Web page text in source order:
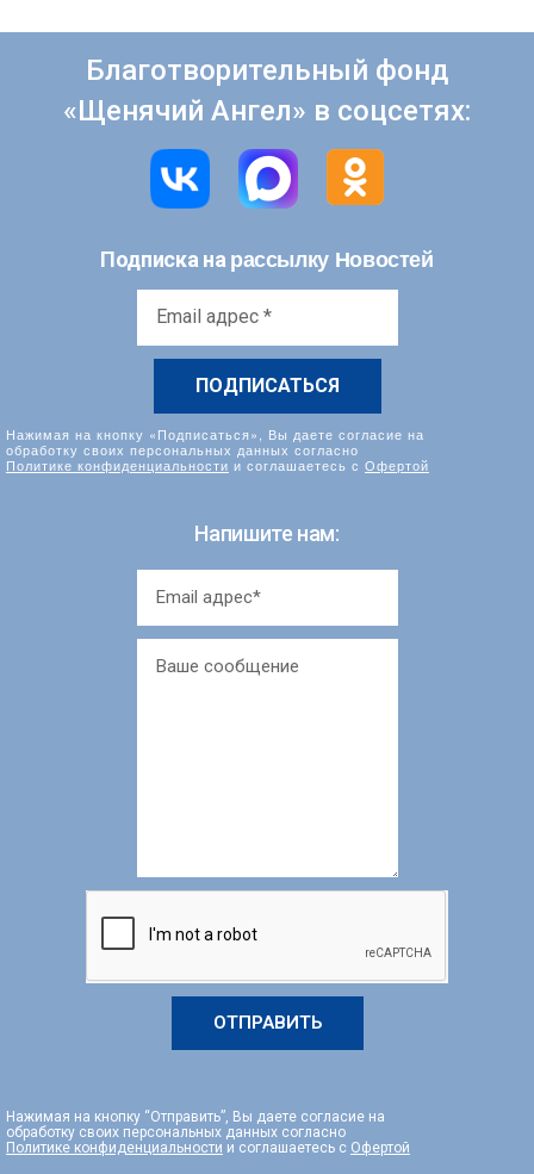
Благотворительный фонд
«Щенячий Ангел» в соцсетях:
Подписка на рассылку Новостей
Нажимая на кнопку «Подписаться», Вы даете согласие на
обработку своих персональных данных согласно
Политике конфиденциальности и соглашаетесь с Офертой
Напишите нам:
ОТПРАВИТЬ
Нажимая на кнопку “Отправить”, Вы даете согласие на
обработку своих персональных данных согласно
Политике конфиденциальности и соглашаетесь с Офертой